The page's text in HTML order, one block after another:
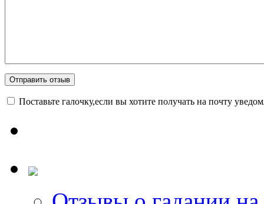
Поставьте галочку,если вы хотите получать на почту